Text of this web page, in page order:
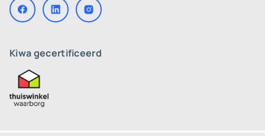
Kiwa gecertificeerd